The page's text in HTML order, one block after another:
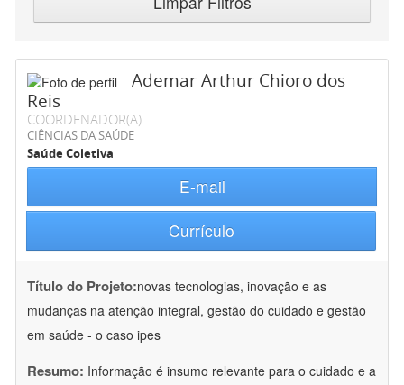
Ademar Arthur Chioro dos
Reis
COORDENADOR(A)
CIÊNCIAS DA SAÚDE
Saúde Coletiva
E-mail
Currículo
Título do Projeto:novas tecnologias, inovação e as
mudanças na atenção integral, gestão do cuidado e gestão
em saúde - o caso ipes
Resumo: Informação é insumo relevante para o cuidado e a